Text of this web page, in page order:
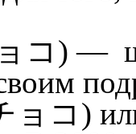
コ) —
ョコ)